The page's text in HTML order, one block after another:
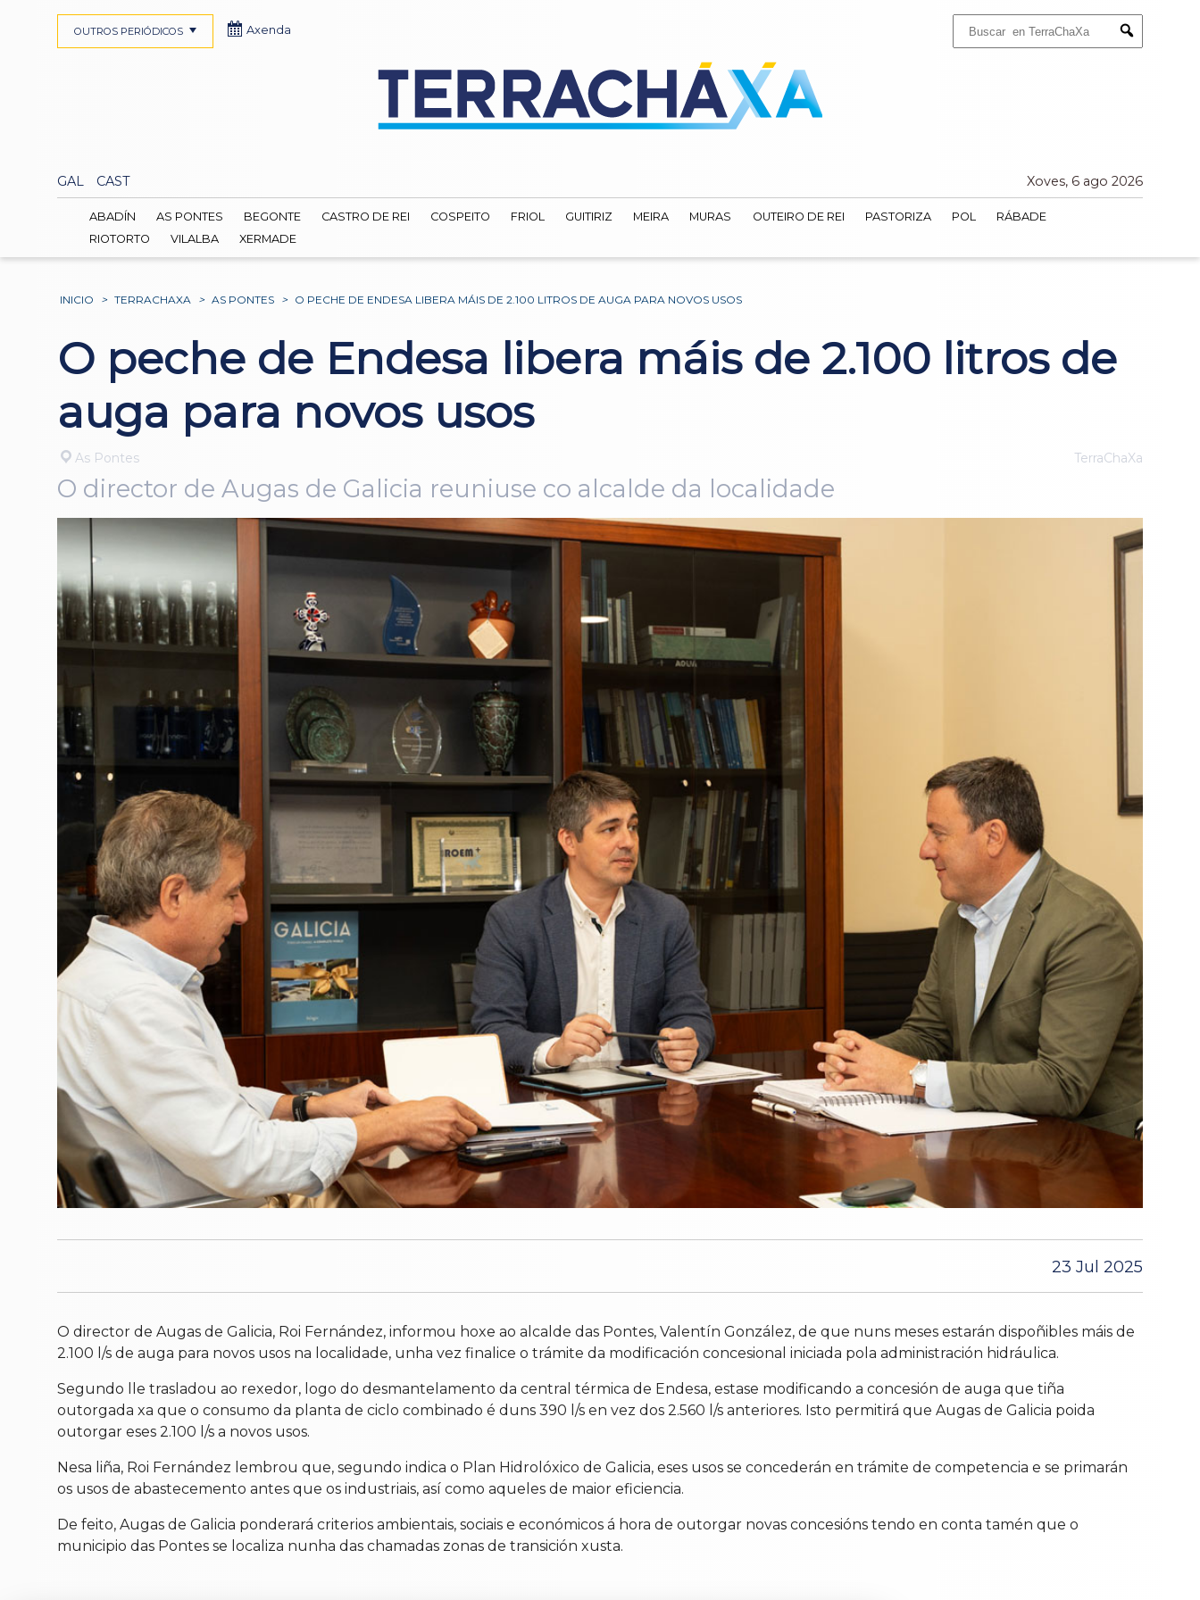
Submit
GAL CAST Xoves, 6 ago 2026
OUTROS PERIÓDICOS Axenda
ABADÍN AS PONTES BEGONTE CASTRO DE REI COSPEITO FRIOL GUITIRIZ MEIRA MURAS OUTEIRO DE REI PASTORIZA POL
RÁBADE
RIOTORTO
VILALBA XERMADE
INICIO > TERRACHAXA > AS PONTES > O PECHE DE ENDESA LIBERA MÁIS DE 2.100 LITROS DE AUGA PARA NOVOS USOS
O peche de Endesa libera máis de 2.100 litros de
auga para novos usos
As Pontes TerraChaXa
O director de Augas de Galicia reuniuse co alcalde da localidade
23 Jul 2025
O director de Augas de Galicia, Roi Fernández, informou hoxe ao alcalde das Pontes, Valentín González, de que nuns meses estarán dispoñibles máis de
2.100 l/s de auga para novos usos na localidade, unha vez finalice o trámite da modificación concesional iniciada pola administración hidráulica.
Segundo lle trasladou ao rexedor, logo do desmantelamento da central térmica de Endesa, estase modificando a concesión de auga que tiña
outorgada xa que o consumo da planta de ciclo combinado é duns 390 l/s en vez dos 2.560 l/s anteriores. Isto permitirá que Augas de Galicia poida
outorgar eses 2.100 l/s a novos usos.
Nesa liña, Roi Fernández lembrou que, segundo indica o Plan Hidrolóxico de Galicia, eses usos se concederán en trámite de competencia e se primarán
os usos de abastecemento antes que os industriais, así como aqueles de maior eficiencia.
De feito, Augas de Galicia ponderará criterios ambientais, sociais e económicos á hora de outorgar novas concesións tendo en conta tamén que o
municipio das Pontes se localiza nunha das chamadas zonas de transición xusta.